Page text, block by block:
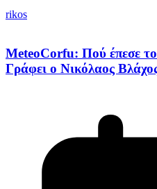
rikos
MeteoCorfu: Πού έπεσε το
Γράφει ο Νικόλαος